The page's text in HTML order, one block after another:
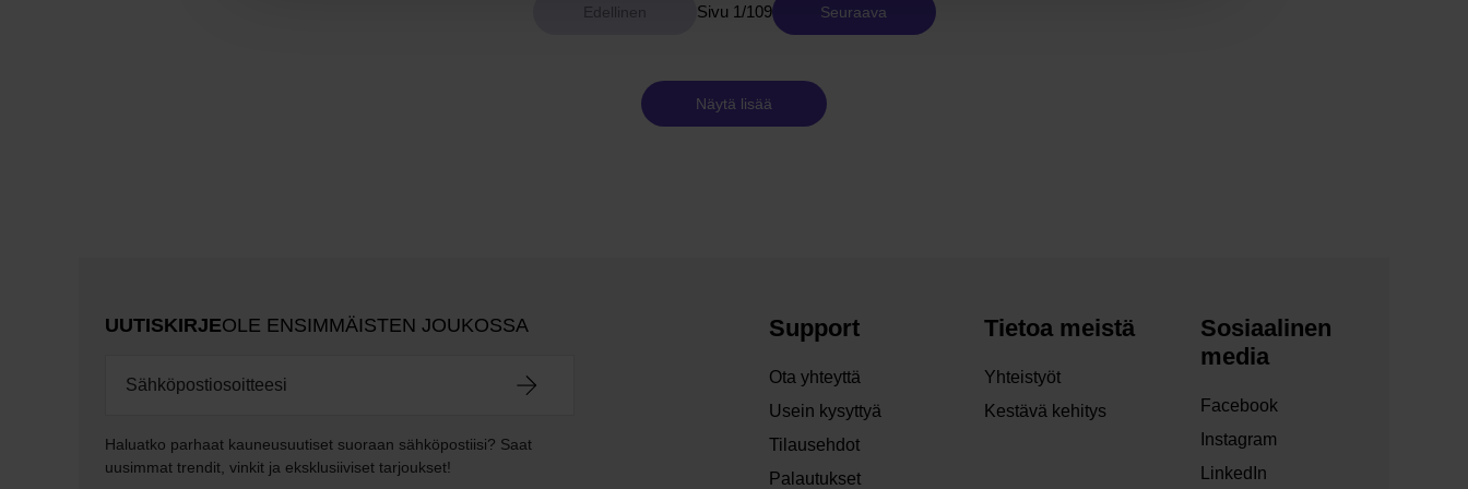
Sivu 1/109 Seuraava
Näytä lisää
UUTISKIRJEOLE ENSIMMÄISTEN JOUKOSSA
Haluatko parhaat kauneusuutiset suoraan sähköpostiisi? Saat
uusimmat trendit, vinkit ja eksklusiiviset tarjoukset!
Support
Ota yhteyttä
Usein kysyttyä
Tilausehdot
Palautukset
Tietoa meistä
Yhteistyöt
Kestävä kehitys
Sosiaalinen
media
Facebook
Instagram
LinkedIn